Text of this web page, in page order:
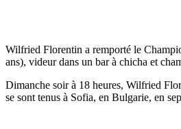
Wilfried Florentin a remporté le
ans), videur dans un bar à chicha et
Dimanche soir à 18 heures, Wilfried
se sont tenus à Sofia, en Bulgarie, en